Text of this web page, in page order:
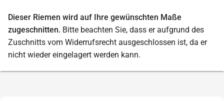
Dieser Riemen wird auf Ihre gewünschten Maße
zugeschnitten. Bitte beachten Sie, dass er aufgrund des
Zuschnitts vom Widerrufsrecht ausgeschlossen ist, da er
nicht wieder eingelagert werden kann.